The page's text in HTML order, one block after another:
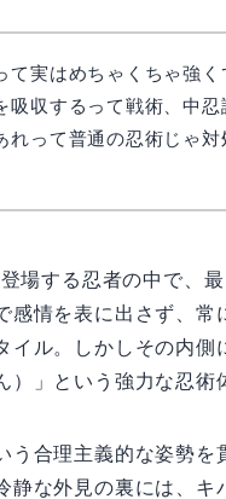
て実はめちゃくちゃ強く
吸収するって戦術、中忍
れって普通の忍術じゃ対
する忍者の中で、最
感情を表に出さず、常
イル。しかしその内
」という強力な忍術
う合理主義的な姿勢
静な外見の裏には、キ